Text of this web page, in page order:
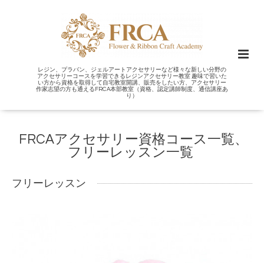
レジン、プラバン、ジェルアートアクセサリーなど様々な新しい分野の
アクセサリーコースを学習できるレジンアクセサリー教室 趣味で習いた
い方から資格を取得して自宅教室開講、販売をしたい方、アクセサリー
作家志望の方も通えるFRCA本部教室（資格、認定講師制度、通信講座あ
り）
FRCAアクセサリー資格コース一覧、
フリーレッスン一覧
フリーレッスン